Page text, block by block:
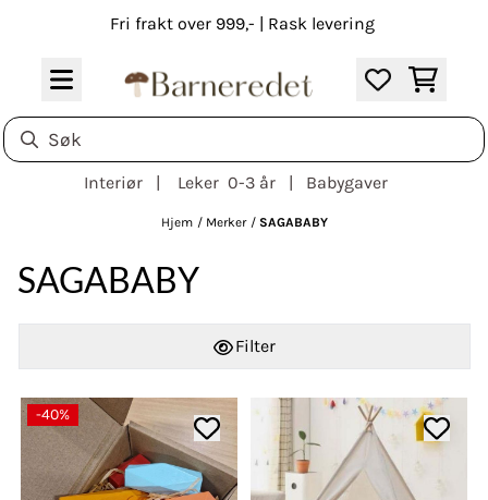
Hopp til innholdFri frakt over 999,- | Rask levering
Interiør | Leker 0-3 år | Babygaver
Hjem / Merker / SAGABABY
SAGABABY
Filter
-40%